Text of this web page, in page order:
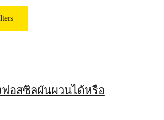
ฟอสซิลผันผวนได้หรือ